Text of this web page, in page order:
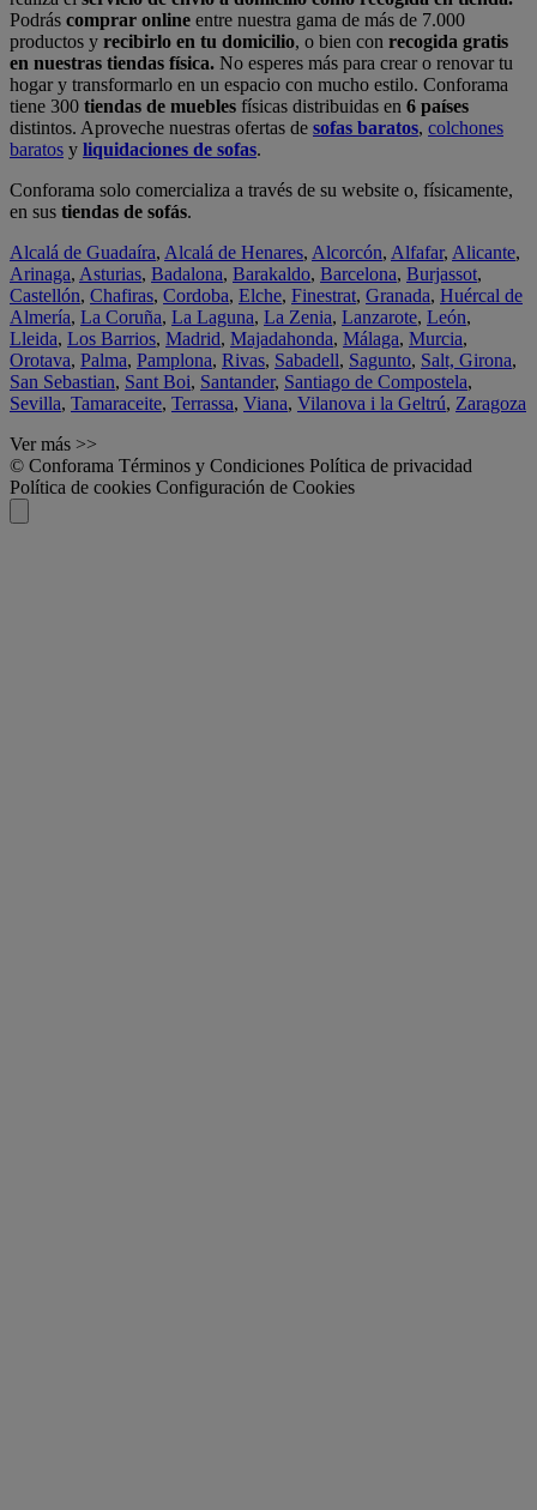
Podrás comprar online entre nuestra gama de más de 7.000
productos y recibirlo en tu domicilio, o bien con recogida gratis
en nuestras tiendas física. No esperes más para crear o renovar tu
hogar y transformarlo en un espacio con mucho estilo. Conforama
tiene 300 tiendas de muebles físicas distribuidas en 6 países
distintos. Aproveche nuestras ofertas de sofas baratos, colchones
baratos y liquidaciones de sofas.
Conforama solo comercializa a través de su website o, físicamente,
en sus tiendas de sofás.
Alcalá de Guadaíra, Alcalá de Henares, Alcorcón, Alfafar, Alicante,
Arinaga, Asturias, Badalona, Barakaldo, Barcelona, Burjassot,
Castellón, Chafiras, Cordoba, Elche, Finestrat, Granada, Huércal de
Almería, La Coruña, La Laguna, La Zenia, Lanzarote, León,
Lleida, Los Barrios, Madrid, Majadahonda, Málaga, Murcia,
Orotava, Palma, Pamplona, Rivas, Sabadell, Sagunto, Salt, Girona,
San Sebastian, Sant Boi, Santander, Santiago de Compostela,
Sevilla, Tamaraceite, Terrassa, Viana, Vilanova i la Geltrú, Zaragoza
Ver más >>
© Conforama Términos y Condiciones Política de privacidad
Política de cookies Configuración de Cookies